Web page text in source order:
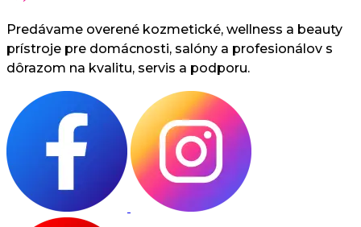
Predávame overené kozmetické, wellness a beauty
prístroje pre domácnosti, salóny a profesionálov s
dôrazom na kvalitu, servis a podporu.